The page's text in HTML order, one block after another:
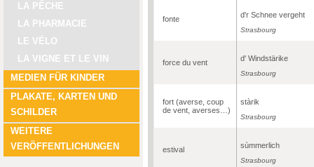
LA PÊCHE
LA PHARMACIE
LE VÉLO
LA VIGNE ET LE VIN
MEDIEN FÜR KINDER
PLAKATE, KARTEN UND
SCHILDER
WEITERE
VERÖFFENTLICHUNGEN
fonte d'r Schnee vergeht
Strasbourg
force du vent d' Windstärike
Strasbourg
fort (averse, coup
de vent, averses…)
stàrik
Strasbourg
estival sùmmerlich
Strasbourg